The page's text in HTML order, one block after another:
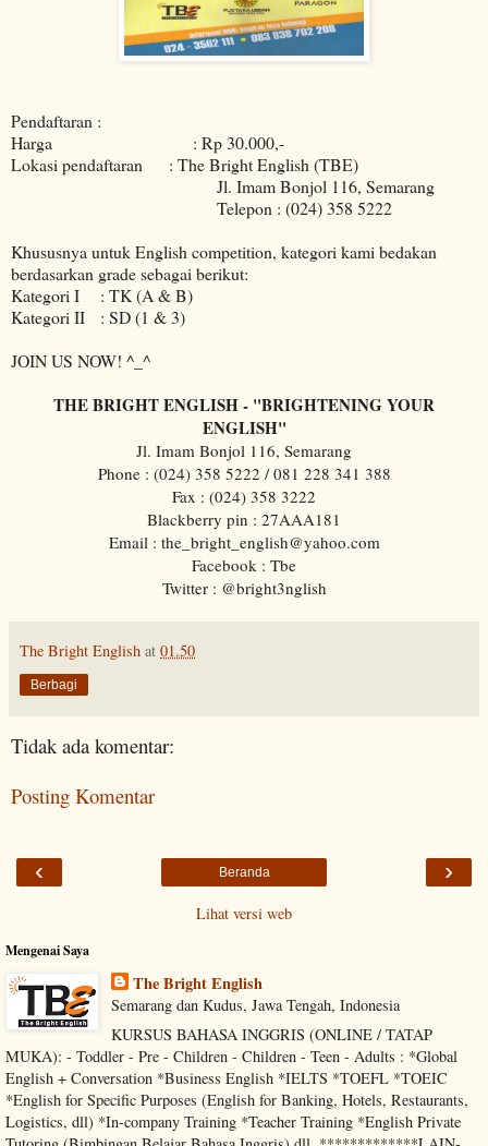
Pendaftaran :
Harga : Rp 30.000,-
Lokasi pendaftaran : The Bright English (TBE)
Jl. Imam Bonjol 116, Semarang
Telepon : (024) 358 5222
Khususnya untuk English competition, kategori kami bedakan
berdasarkan grade sebagai berikut:
Kategori I : TK (A & B)
Kategori II : SD (1 & 3)
JOIN US NOW! ^_^
THE BRIGHT ENGLISH - "BRIGHTENING YOUR
ENGLISH"
Jl. Imam Bonjol 116, Semarang
Phone : (024) 358 5222 / 081 228 341 388
Fax : (024) 358 3222
Blackberry pin : 27AAA181
Email : the_bright_english@yahoo.com
Facebook : Tbe
Twitter : @bright3nglish
The Bright English at 01.50
Berbagi
Tidak ada komentar:
Posting Komentar
‹ ›
Beranda
Lihat versi web
Mengenai Saya
The Bright English
Semarang dan Kudus, Jawa Tengah, Indonesia
KURSUS BAHASA INGGRIS (ONLINE / TATAP
MUKA): - Toddler - Pre - Children - Children - Teen - Adults : *Global
English + Conversation *Business English *IELTS *TOEFL *TOEIC
*English for Specific Purposes (English for Banking, Hotels, Restaurants,
Logistics, dll) *In-company Training *Teacher Training *English Private